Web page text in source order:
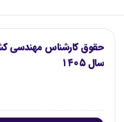
حقوق کارشناس مهندسی
سال ۱۴۰۵